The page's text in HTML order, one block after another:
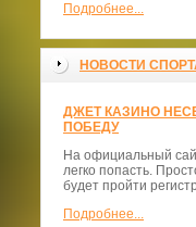
Подробнее...
НОВОСТИ
ДЖЕТ КАЗИНО
ПОБЕДУ
На официальный
легко попасть.
будет пройти
Подробнее...